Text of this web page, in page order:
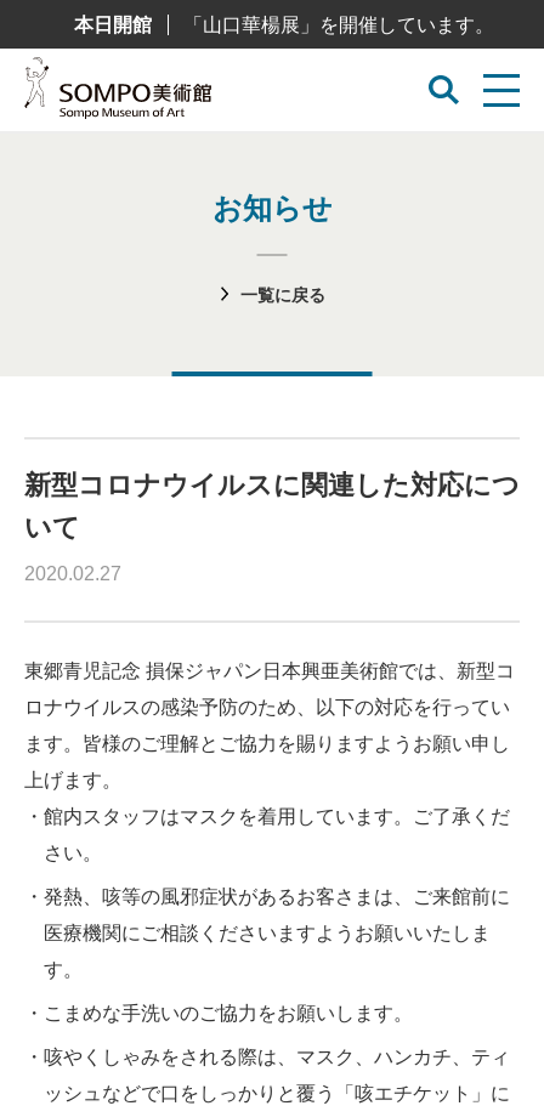
テ
本日開館 「山口華楊展」を開催しています。
お知らせ
一覧に戻る
新型コロナウイルスに関連した対応につ
いて
2020.02.27
東郷青児記念 損保ジャパン日本興亜美術館では、新型コ
ロナウイルスの感染予防のため、以下の対応を行ってい
ます。皆様のご理解とご協力を賜りますようお願い申し
上げます。
館内スタッフはマスクを着用しています。ご了承くだ
さい。
発熱、咳等の風邪症状があるお客さまは、ご来館前に
医療機関にご相談くださいますようお願いいたしま
す。
こまめな手洗いのご協力をお願いします。
咳やくしゃみをされる際は、マスク、ハンカチ、ティ
ッシュなどで口をしっかりと覆う「咳エチケット」に